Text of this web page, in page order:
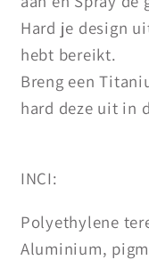
Hard je design
hebt bereikt.
Breng een
hard deze uit in
INCI:
Polyethylene
Aluminium,